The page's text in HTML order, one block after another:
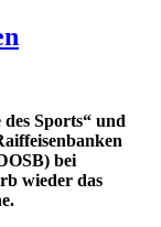
Sports“ und
bei
wieder das